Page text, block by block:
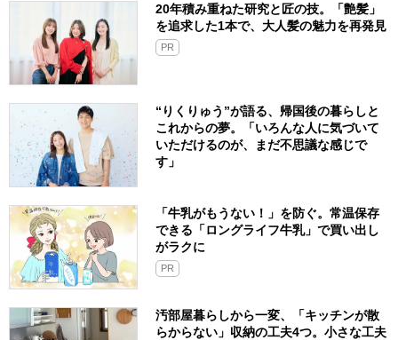
20年積み重ねた研究と匠の技。「艶髪」
を追求した1本で、大人髪の魅力を再発見
PR
“りくりゅう”が語る、帰国後の暮らしと
これからの夢。「いろんな人に気づいて
いただけるのが、まだ不思議な感じで
す」
「牛乳がもうない！」を防ぐ。常温保存
できる「ロングライフ牛乳」で買い出し
がラクに
PR
汚部屋暮らしから一変、「キッチンが散
らからない」収納の工夫4つ。小さな工夫